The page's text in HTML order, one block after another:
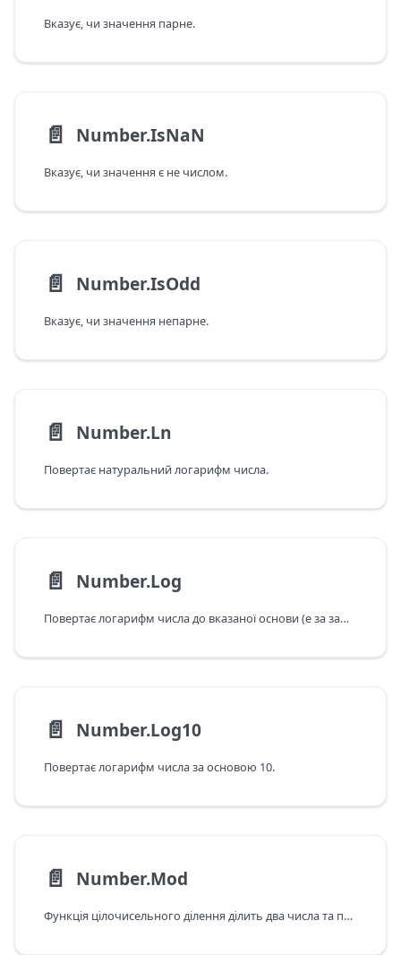
Вказує, чи значення парне.
📄️ Number.IsNaN
Вказує, чи значення є не числом.
📄️ Number.IsOdd
Вказує, чи значення непарне.
📄️ Number.Ln
Повертає натуральний логарифм числа.
📄️ Number.Log
Повертає логарифм числа до вказаної основи (e за замовчуванням).
📄️ Number.Log10
Повертає логарифм числа за основою 10.
📄️ Number.Mod
Функція цілочисельного ділення ділить два числа та повертає залишок.